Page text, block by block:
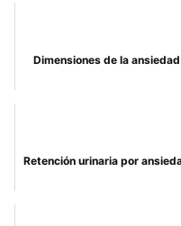
Dimensiones de la ansiedad
Retención urinaria por